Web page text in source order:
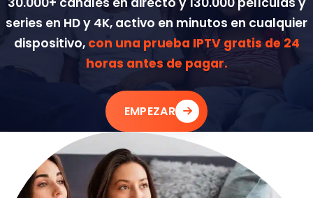
series en HD y 4K, activo en minutos en cualquier
dispositivo, con una prueba IPTV gratis de 24
horas antes de pagar.
EMPEZAR